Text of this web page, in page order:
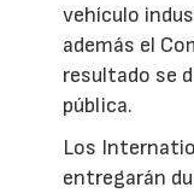
vehículo
además el
resultado se
pública.
Los
entregarán